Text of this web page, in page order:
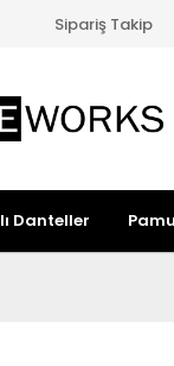
Sipariş Takip
Danteller